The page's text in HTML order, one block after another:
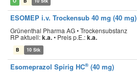
ESOMEP i.v. Trockensub 40 mg (40 mg)
Grünenthal Pharma AG • Trockensubstanz
RP aktuell:k.a.• Preis p.E.:k.a.
B 10 Stk
Esomeprazol Spirig HC® (40 mg)